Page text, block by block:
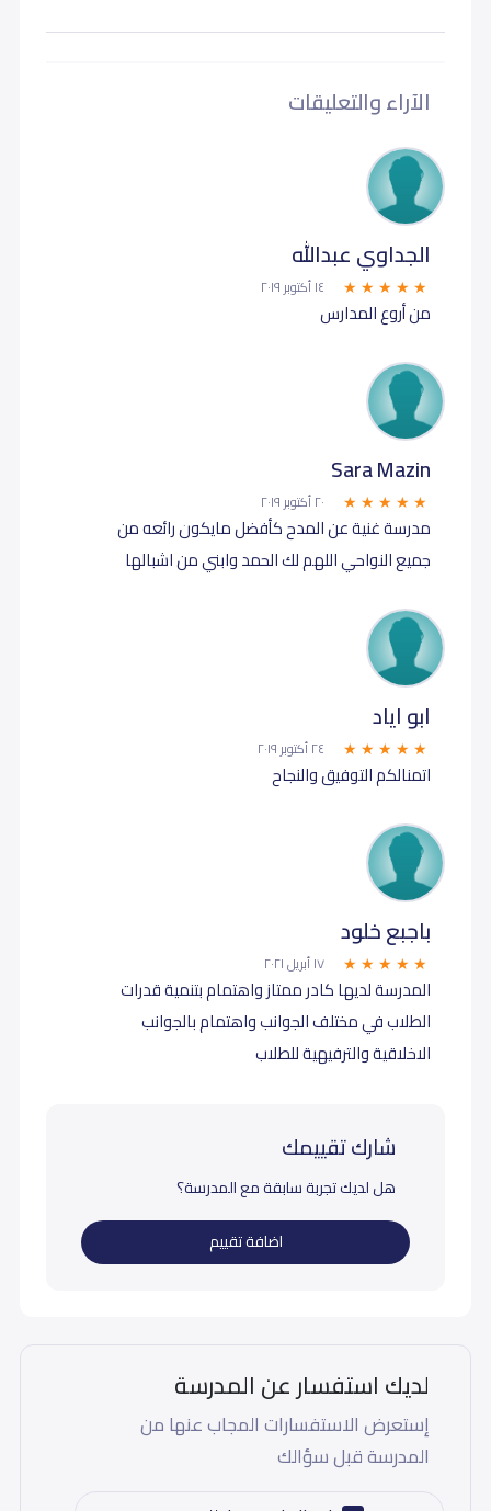
الآراء والتعليقات
الجداوي عبدالله
١٤ أكتوبر ٢٠١٩
من أروع المدارس
Sara Mazin
٢٠ أكتوبر ٢٠١٩
مدرسة غنية عن المدح كأفضل مايكون رائعه من
جميع النواحي اللهم لك الحمد وابني من اشبالها
ابو اياد
٢٤ أكتوبر ٢٠١٩
اتمنالكم التوفيق والنجاح
باجبع خلود
١٧ أبريل ٢٠٢١
المدرسة لديها كادر ممتاز واهتمام بتنمية قدرات
الطلاب في مختلف الجوانب واهتمام بالجوانب
الاخلاقية والترفيهية للطلاب
شارك تقييمك
هل لديك تجربة سابقة مع المدرسة؟
اضافة تقييم
لديك استفسار عن المدرسة
إستعرض الاستفسارات المجاب عنها من
المدرسة قبل سؤالك